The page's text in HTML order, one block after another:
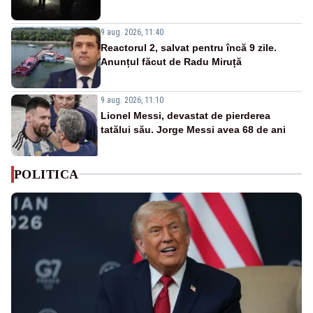
9 aug. 2026, 11:40
Reactorul 2, salvat pentru încă 9 zile.
Anunțul făcut de Radu Miruță
9 aug. 2026, 11:10
Lionel Messi, devastat de pierderea
tatălui său. Jorge Messi avea 68 de ani
POLITICA